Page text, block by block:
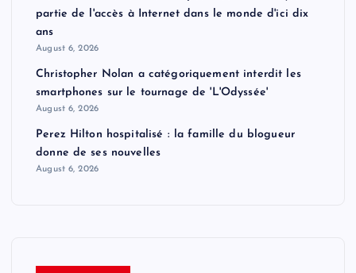
partie de l'accès à Internet dans le monde d'ici dix
ans
August 6, 2026
Christopher Nolan a catégoriquement interdit les
smartphones sur le tournage de 'L'Odyssée'
August 6, 2026
Perez Hilton hospitalisé : la famille du blogueur
donne de ses nouvelles
August 6, 2026